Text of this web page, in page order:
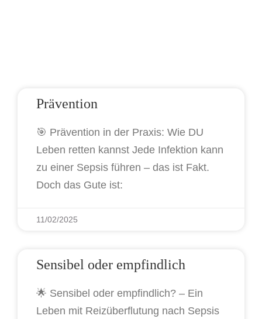
Prävention
🎯 Prävention in der Praxis: Wie DU
Leben retten kannst Jede Infektion kann
zu einer Sepsis führen – das ist Fakt.
Doch das Gute ist:
11/02/2025
Sensibel oder empfindlich
🌟 Sensibel oder empfindlich? – Ein
Leben mit Reizüberflutung nach Sepsis